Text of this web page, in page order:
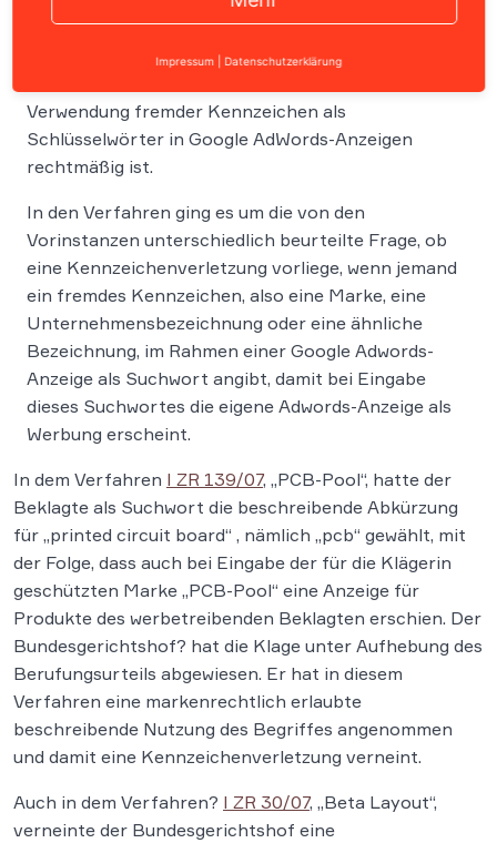
Bundesgerichtshofhat am 22. Januar 2009 in
Verwendung fremder Kennzeichen als
Schlüsselwörter in Google AdWords-Anzeigen
rechtmäßig ist.
In den Verfahren ging es um die von den
Vorinstanzen unterschiedlich beurteilte Frage, ob
eine Kennzeichenverletzung vorliege, wenn jemand
ein fremdes Kennzeichen, also eine Marke, eine
Unternehmensbezeichnung oder eine ähnliche
Bezeichnung, im Rahmen einer Google Adwords-
Anzeige als Suchwort angibt, damit bei Eingabe
dieses Suchwortes die eigene Adwords-Anzeige als
Werbung erscheint.
In dem Verfahren I ZR 139/07, „PCB-Pool“, hatte der
Beklagte als Suchwort die beschreibende Abkürzung
für „printed circuit board“ , nämlich „pcb“ gewählt, mit
der Folge, dass auch bei Eingabe der für die Klägerin
geschützten Marke „PCB-Pool“ eine Anzeige für
Produkte des werbetreibenden Beklagten erschien. Der
Bundesgerichtshof? hat die Klage unter Aufhebung des
Berufungsurteils abgewiesen. Er hat in diesem
Verfahren eine markenrechtlich erlaubte
beschreibende Nutzung des Begriffes angenommen
und damit eine Kennzeichenverletzung verneint.
Auch in dem Verfahren? I ZR 30/07, „Beta Layout“,
verneinte der Bundesgerichtshof eine
Impressum Datenschutzerklärung